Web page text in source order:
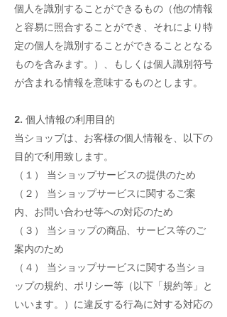
個人を識別することができるもの（他の情報
と容易に照合することができ、それにより特
定の個人を識別することができることとなる
ものを含みます。）、もしくは個人識別符号
が含まれる情報を意味するものとします。
2. 個人情報の利用目的
当ショップは、お客様の個人情報を、以下の
目的で利用致します。
（１） 当ショップサービスの提供のため
（２） 当ショップサービスに関するご案
内、お問い合わせ等への対応のため
（３） 当ショップの商品、サービス等のご
案内のため
（４） 当ショップサービスに関する当ショ
ップの規約、ポリシー等（以下「規約等」と
いいます。）に違反する行為に対する対応の